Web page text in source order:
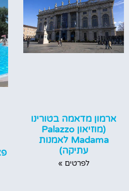
ארמון מדאמה בטורינו
(מוזיאון Palazzo
Madama לאמנות
עתיקה)
לפרטים »